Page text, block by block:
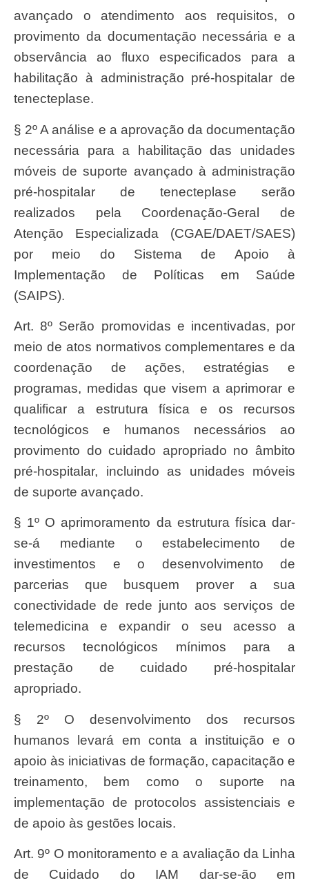
avançado o atendimento aos requisitos, o
provimento da documentação necessária e a
observância ao fluxo especificados para a
habilitação à administração pré-hospitalar de
tenecteplase.
§ 2º A análise e a aprovação da documentação
necessária para a habilitação das unidades
móveis de suporte avançado à administração
pré-hospitalar de tenecteplase serão
realizados pela Coordenação-Geral de
Atenção Especializada (CGAE/DAET/SAES)
por meio do Sistema de Apoio à
Implementação de Políticas em Saúde
(SAIPS).
Art. 8º Serão promovidas e incentivadas, por
meio de atos normativos complementares e da
coordenação de ações, estratégias e
programas, medidas que visem a aprimorar e
qualificar a estrutura física e os recursos
tecnológicos e humanos necessários ao
provimento do cuidado apropriado no âmbito
pré-hospitalar, incluindo as unidades móveis
de suporte avançado.
§ 1º O aprimoramento da estrutura física dar-
se-á mediante o estabelecimento de
investimentos e o desenvolvimento de
parcerias que busquem prover a sua
conectividade de rede junto aos serviços de
telemedicina e expandir o seu acesso a
recursos tecnológicos mínimos para a
prestação de cuidado pré-hospitalar
apropriado.
§ 2º O desenvolvimento dos recursos
humanos levará em conta a instituição e o
apoio às iniciativas de formação, capacitação e
treinamento, bem como o suporte na
implementação de protocolos assistenciais e
de apoio às gestões locais.
Art. 9º O monitoramento e a avaliação da Linha
de Cuidado do IAM dar-se-ão em